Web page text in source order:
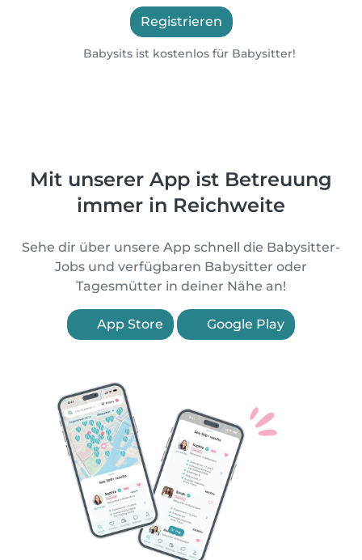
Registrieren
Babysits ist kostenlos für Babysitter!
Mit unserer App ist Betreuung
immer in Reichweite
Sehe dir über unsere App schnell die Babysitter-
Jobs und verfügbaren Babysitter oder
Tagesmütter in deiner Nähe an!
App Store Google Play